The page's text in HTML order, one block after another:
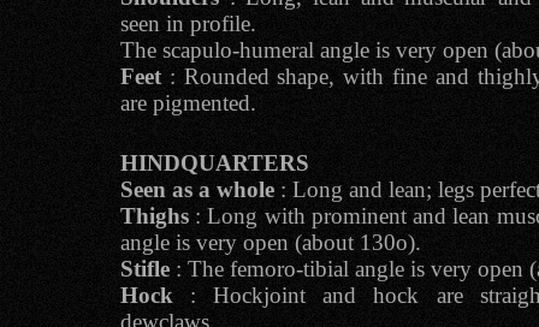
seen in profile.
The scapulo-humeral angle is very open
Feet : Rounded shape, with fine and
are pigmented.
HINDQUARTERS
Seen as a whole : Long and lean; legs
Thighs : Long with prominent and lean
angle is very open (about 130o).
Stifle : The femoro-tibial angle is very open
Hock : Hockjoint and hock are
dewclaws.